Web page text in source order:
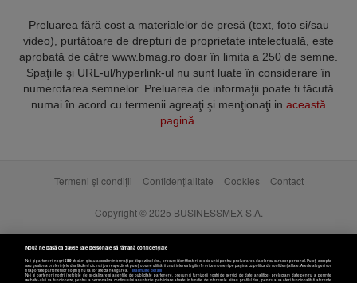
Preluarea fără cost a materialelor de presă (text, foto si/sau
video), purtătoare de drepturi de proprietate intelectuală, este
aprobată de către www.bmag.ro doar în limita a 250 de semne.
Spaţiile şi URL-ul/hyperlink-ul nu sunt luate în considerare în
numerotarea semnelor. Preluarea de informaţii poate fi făcută
numai în acord cu termenii agreaţi şi menţionaţi in această
pagină
Termeni și condiții Confidențialitate Cookies Contact
Copyright © 2025 BUSINESSMEX S.A.
Nouă ne pasă ca datele tale personale să rămână confidențiale
Noi și partenerii noștri589stocăm și/sau accesăm informații pe dispozitivul dvs., precum identificatorii cookie unici pentru prelucrarea datelor cu caracter personal. Puteți accepta
sau gestiona preferințele dvs. făcând clic mai jos, respectiv vă puteți opune utilizării unui interes legitim în orice moment pe pagina cu politica de confidențialitate. Aceste alegeri vor
fi raportate partenerilor noștri și nu vă vor afecta navigarea.
Mai multe detalii
Noi si partenerii nostri (retelele de socializare si agentiile de publicitate partenere, precum si furnizorii nostri de servicii de date analitice) prelucram date pentru a permite
website-ului sa functioneze, pentru a personaliza continutul si anunturile publicitare afisate in functie de interesele si/sau profilul dvs., pentru a va oferi functionalitati aferente